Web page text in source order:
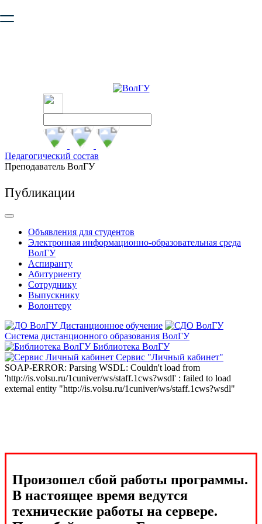
безопасную работу с сайтом. Пожалуйста
Педагогический состав
Преподаватель ВолГУ
Публикации
Объявления для студентов
Электронная информационно-образовательная среда
ВолГУ
Аспиранту
Абитуриенту
Сотруднику
Выпускнику
Волонтеру
Дистанционное обучение
Система дистанционного образования ВолГУ
Библиотека ВолГУ
Сервис "Личный кабинет"
SOAP-ERROR: Parsing WSDL: Couldn't load from
'http://is.volsu.ru/1cuniver/ws/staff.1cws?wsdl' : failed to load
external entity "http://is.volsu.ru/1cuniver/ws/staff.1cws?wsdl"
Произошел сбой работы программы.
В настоящее время ведутся
технические работы на сервере.